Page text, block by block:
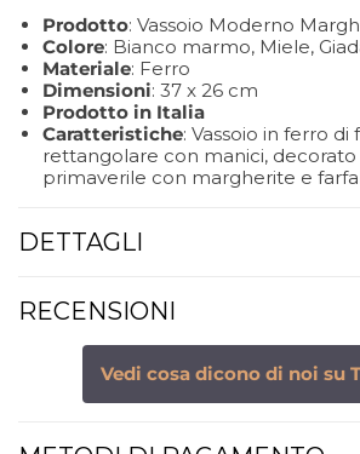
Prodotto: Vassoio Moderno
Colore: Bianco marmo, Miele,
Materiale: Ferro
Dimensioni: 37 x 26 cm
Prodotto in Italia
Caratteristiche: Vassoio in ferro di
rettangolare con manici, decorato
primaverile con margherite e
DETTAGLI
RECENSIONI
Vedi cosa dicono di noi su